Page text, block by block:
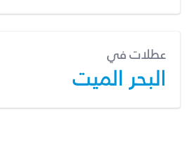
عطلات في
البحر الميت